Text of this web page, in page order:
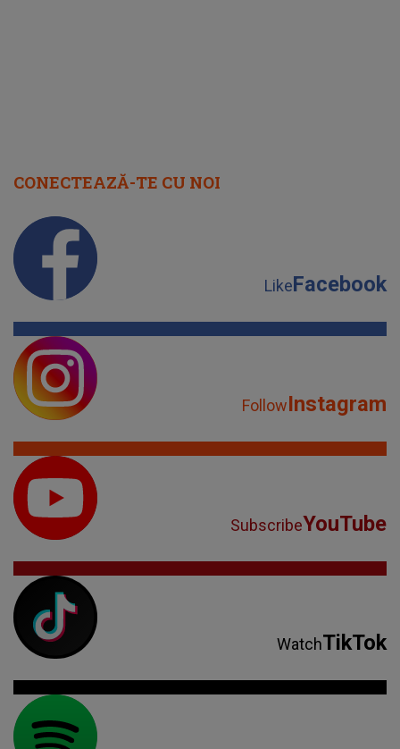
CONECTEAZĂ-TE CU NOI
LikeFacebook
FollowInstagram
SubscribeYouTube
WatchTikTok